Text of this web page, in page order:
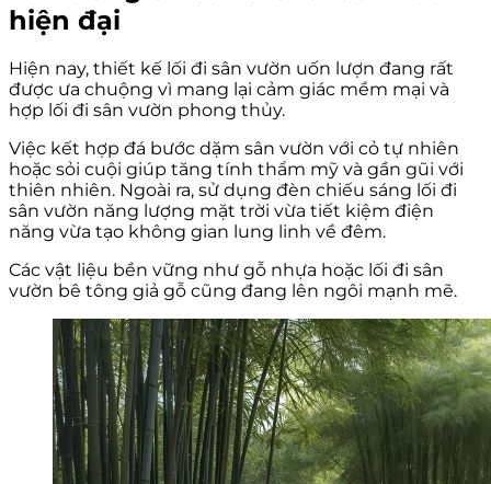
hiện đại
Hiện nay, thiết kế lối đi sân vườn uốn lượn đang rất
được ưa chuộng vì mang lại cảm giác mềm mại và
hợp lối đi sân vườn phong thủy.
Việc kết hợp đá bước dặm sân vườn với cỏ tự nhiên
hoặc sỏi cuội giúp tăng tính thẩm mỹ và gần gũi với
thiên nhiên. Ngoài ra, sử dụng đèn chiếu sáng lối đi
sân vườn năng lượng mặt trời vừa tiết kiệm điện
năng vừa tạo không gian lung linh về đêm.
Các vật liệu bền vững như gỗ nhựa hoặc lối đi sân
vườn bê tông giả gỗ cũng đang lên ngôi mạnh mẽ.